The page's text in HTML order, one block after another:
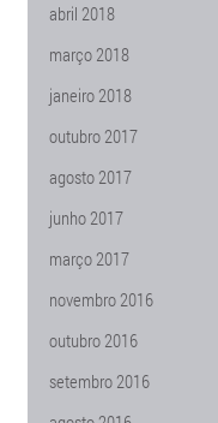
abril 2018
março 2018
janeiro 2018
outubro 2017
agosto 2017
junho 2017
março 2017
novembro 2016
outubro 2016
setembro 2016